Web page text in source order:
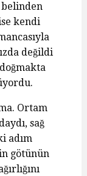
belinden
kendi
değildi
Ortam
sağ
adım
götünün